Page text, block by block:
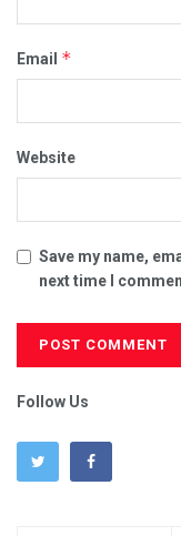
Email *
Website
Save my name,
next time I
Follow Us